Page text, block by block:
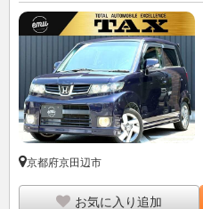
京都府京田辺市
お気に入り追加